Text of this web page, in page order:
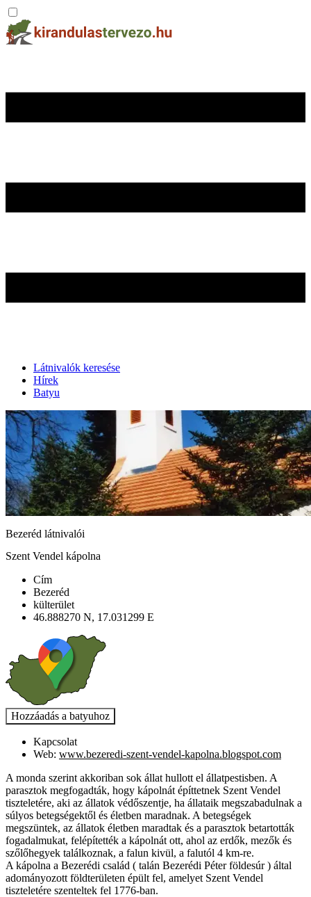
Látnivalók keresése
Hírek
Batyu
Bezeréd látnivalói
Szent Vendel kápolna
Cím
Bezeréd
külterület
46.888270 N, 17.031299 E
Kapcsolat
Web: www.bezeredi-szent-vendel-kapolna.blogspot.com
A monda szerint akkoriban sok állat hullott el állatpestisben. A
parasztok megfogadták, hogy kápolnát építtetnek Szent Vendel
tiszteletére, aki az állatok védőszentje, ha állataik megszabadulnak a
súlyos betegségektől és életben maradnak. A betegségek
megszüntek, az állatok életben maradtak és a parasztok betartották
fogadalmukat, felépítették a kápolnát ott, ahol az erdők, mezők és
szőlőhegyek találkoznak, a falun kivül, a falutól 4 km-re.
A kápolna a Bezerédi család ( talán Bezerédi Péter földesúr ) által
adományozott földterületen épült fel, amelyet Szent Vendel
tiszteletére szenteltek fel 1776-ban.